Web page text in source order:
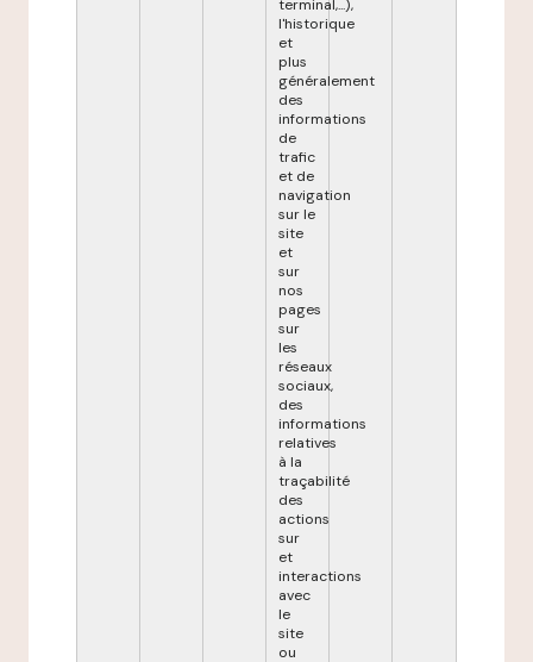
terminal,...),
l'historique
et
plus
généralement
des
informations
de
trafic
et de
navigation
sur le
site
et
sur
nos
pages
sur
les
réseaux
sociaux,
des
informations
relatives
à la
traçabilité
des
actions
sur
et
interactions
avec
le
site
ou